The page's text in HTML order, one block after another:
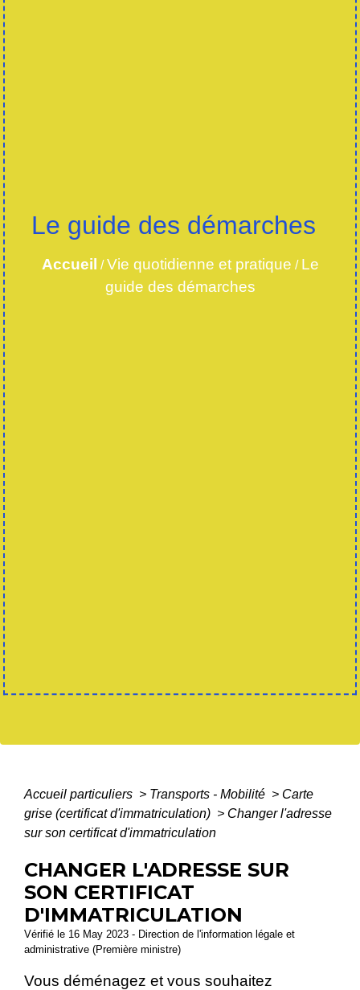
Le guide des démarches
Accueil /Vie quotidienne et pratique / Le
guide des démarches
Accueil particuliers > Transports - Mobilité > Carte
grise (certificat d'immatriculation) > Changer l'adresse
sur son certificat d'immatriculation
CHANGER L'ADRESSE SUR
SON CERTIFICAT
D'IMMATRICULATION
Vérifié le 16 May 2023 - Direction de l'information légale et
administrative (Première ministre)
Vous déménagez et vous souhaitez